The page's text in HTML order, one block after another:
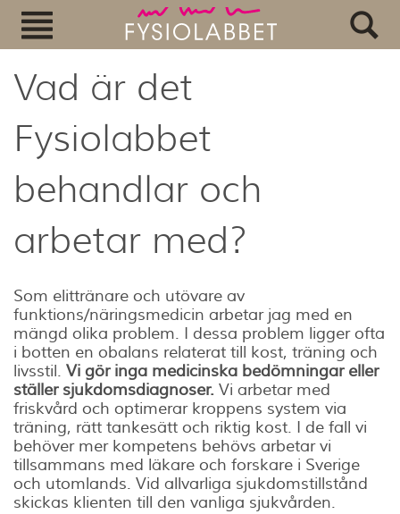
Vad är det
Fysiolabbet
behandlar och
arbetar med?
Som elittränare och utövare av
funktions/näringsmedicin arbetar jag med en
mängd olika problem. I dessa problem ligger ofta
i botten en obalans relaterat till kost, träning och
livsstil. Vi gör inga medicinska bedömningar eller
ställer sjukdomsdiagnoser. Vi arbetar med
friskvård och optimerar kroppens system via
träning, rätt tankesätt och riktig kost. I de fall vi
behöver mer kompetens behövs arbetar vi
tillsammans med läkare och forskare i Sverige
och utomlands. Vid allvarliga sjukdomstillstånd
skickas klienten till den vanliga sjukvården.